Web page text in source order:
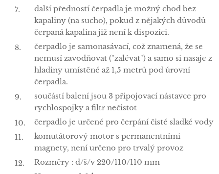
další předností čerpadla je možný chod bez
kapaliny (na sucho), pokud z nějakých důvodů
čerpaná kapalina již není k dispozici.
čerpadlo je samonasávací, což znamená, že se
nemusí zavodňovat ("zalévat") a samo si nasaje z
hladiny umístěné až 1,5 metrů pod úrovní
čerpadla.
součástí balení jsou 3 připojovací nástavce pro
rychlospojky a filtr nečistot
čerpadlo je určené pro čerpání čisté sladké vody
komutátorový motor s permanentními
magnety, není určeno pro trvalý provoz
Rozměry : d/š/v 220/110/110 mm